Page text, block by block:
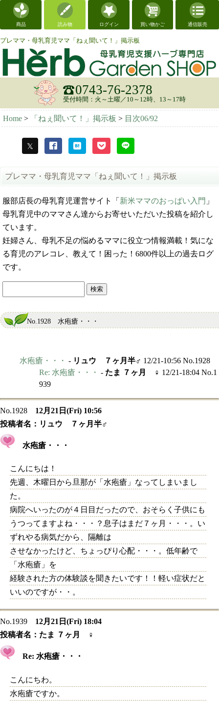
商品 読み物 ログイン 買い物かご 通信販売
プレママ・母乳育児ママ「ねぇ聞いて！」掲示板
0743-76-2378
受付時間：火～土曜／10～12時、13～17時
Home > 「ねぇ聞いて！」掲示板 > 目次06/92
プレママ・母乳育児ママ「ねぇ聞いて！」掲示板
服部店長の母乳育児運営サイト「 新米ママのおっぱい入門 」
母乳育児中のママさん達からお寄せいただいた投稿を紹介し
ています。
妊婦さん、母乳不足の悩めるママに役立つ情報満載！気にな
る育児のアレコレ、教えて！困った！6800件以上の過去ログ
です。
No.1928 水疱瘡・・・
水疱瘡・・・ - リュウ ７ヶ月半♂ 12/21-10:56 No.1928
Re: 水疱瘡・・・ - たま ７ヶ月 ♀ 12/21-18:04 No.1
939
No.1928
12月21日(Fri) 10:56
投稿者名： リュウ ７ヶ月半♂
水疱瘡・・・
こんにちは！
先週、木曜日から旦那が「水疱瘡」なってしまいまし
た。
病院へいったのが４日目だったので、おそらく子供にも
うつってますよね・・・？息子はまだ７ヶ月・・・。い
ずれやる病気だから、隔離は
させなかったけど、ちょっぴり心配・・・。低年齢で
「水疱瘡」を
経験された方の体験談を聞きたいです！！軽い症状だと
いいのですが・・。
No.1939
12月21日(Fri) 18:04
投稿者名： たま ７ヶ月 ♀
Re: 水疱瘡・・・
こんにちわ。
水疱瘡ですか。